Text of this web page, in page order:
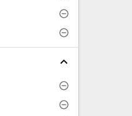
expand_less